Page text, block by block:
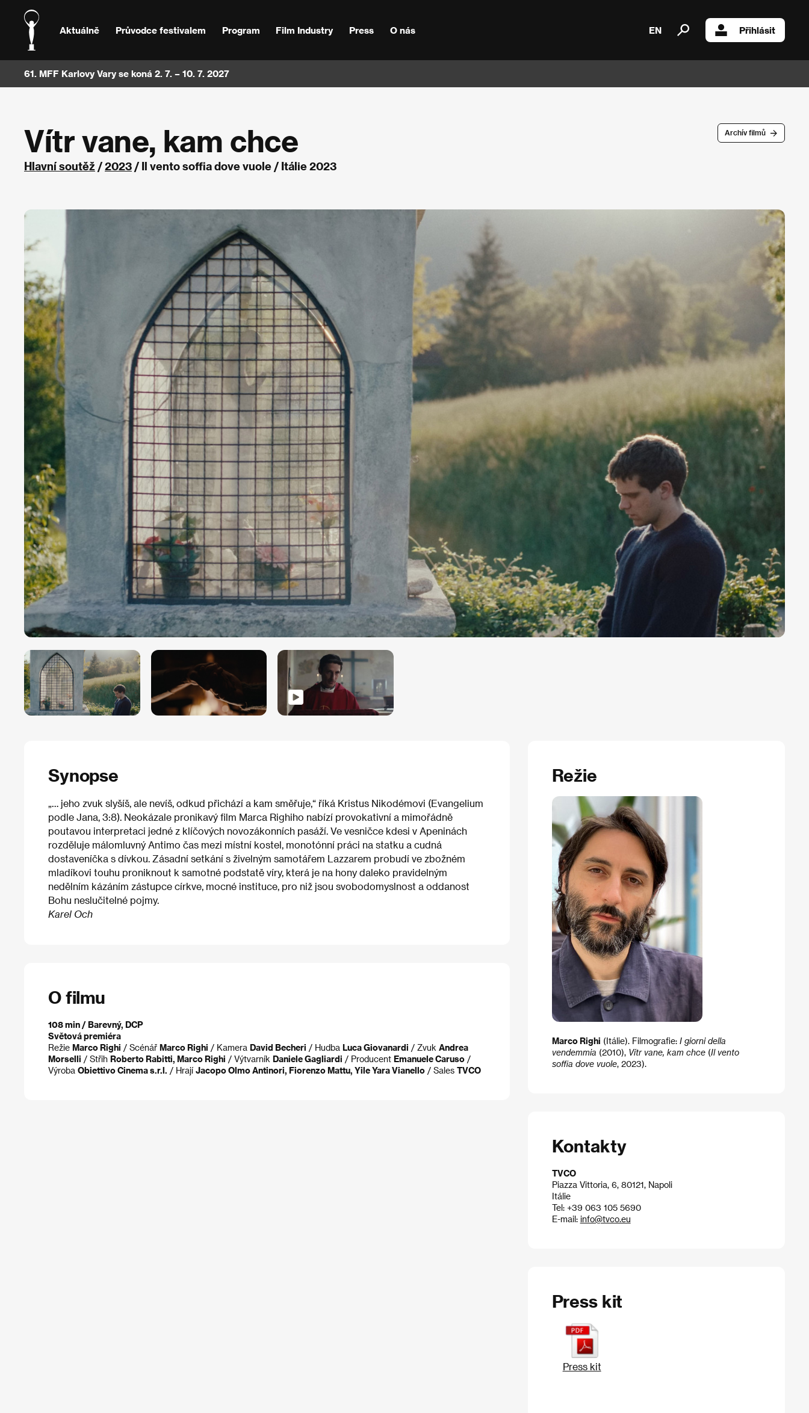
Aktuálně Průvodce festivalem Program Film Industry Press O nás EN Přihlásit
61. MFF Karlovy Vary se koná 2. 7. – 10. 7. 2027
Archív filmů
Vítr vane, kam chce
Hlavní soutěž /2023 / Il vento soffia dove vuole / Itálie 2023
Synopse
„… jeho zvuk slyšíš, ale nevíš, odkud přichází a kam směřuje,“ říká Kristus Nikodémovi (Evangelium
podle Jana, 3:8). Neokázale pronikavý film Marca Righiho nabízí provokativní a mimořádně
poutavou interpretaci jedné z klíčových novozákonních pasáží. Ve vesničce kdesi v Apeninách
rozděluje málomluvný Antimo čas mezi místní kostel, monotónní práci na statku a cudná
dostaveníčka s dívkou. Zásadní setkání s živelným samotářem Lazzarem probudí ve zbožném
mladíkovi touhu proniknout k samotné podstatě víry, která je na hony daleko pravidelným
nedělním kázáním zástupce církve, mocné instituce, pro niž jsou svobodomyslnost a oddanost
Bohu neslučitelné pojmy.
Karel Och
O filmu
108 min / Barevný, DCP
Světová premiéra
Režie Marco Righi / Scénář Marco Righi / Kamera David Becheri / Hudba Luca Giovanardi / Zvuk Andrea
Morselli / Střih Roberto Rabitti, Marco Righi / Výtvarník Daniele Gagliardi / Producent Emanuele Caruso /
Výroba Obiettivo Cinema s.r.l. / Hrají Jacopo Olmo Antinori, Fiorenzo Mattu, Yile Yara Vianello / Sales TVCO
Režie
Marco Righi (Itálie). Filmografie: I giorni della
vendemmia (2010), Vítr vane, kam chce​ (Il vento
soffia dove vuole, 2023).
Kontakty
TVCO
Piazza Vittoria, 6, 80121, Napoli
Itálie
Tel: +39 063 105 5690
E-mail: info@tvco.eu
Press kit
Press kit